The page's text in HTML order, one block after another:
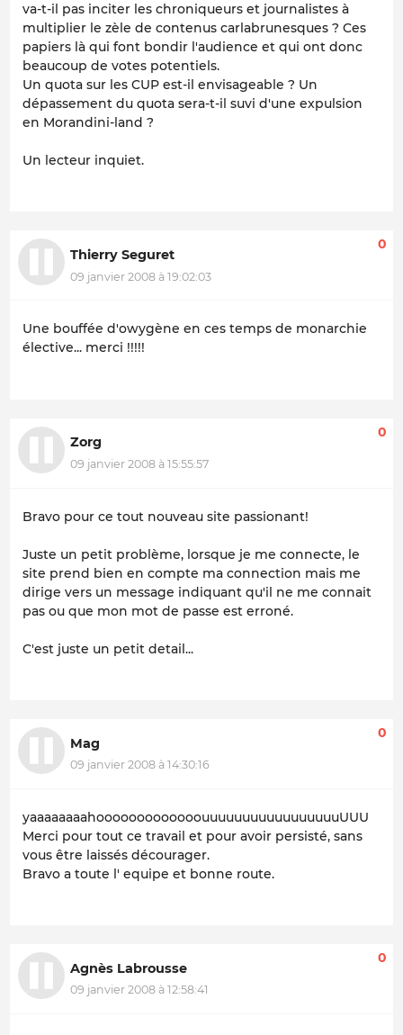
va-t-il pas inciter les chroniqueurs et journalistes à
multiplier le zèle de contenus carlabrunesques ? Ces
papiers là qui font bondir l'audience et qui ont donc
beaucoup de votes potentiels.
Un quota sur les CUP est-il envisageable ? Un
dépassement du quota sera-t-il suvi d'une expulsion
en Morandini-land ?
Un lecteur inquiet.
Thierry Seguret
09 janvier 2008 à 19:02:03
0
Une bouffée d'owygène en ces temps de monarchie
élective... merci !!!!!
Zorg
09 janvier 2008 à 15:55:57
0
Bravo pour ce tout nouveau site passionant!
Juste un petit problème, lorsque je me connecte, le
site prend bien en compte ma connection mais me
dirige vers un message indiquant qu'il ne me connait
pas ou que mon mot de passe est erroné.
C'est juste un petit detail...
Mag
09 janvier 2008 à 14:30:16
0
yaaaaaaaahooooooooooooouuuuuuuuuuuuuuuuuUUU
Merci pour tout ce travail et pour avoir persisté, sans
vous être laissés décourager.
Bravo a toute l' equipe et bonne route.
Agnès Labrousse
09 janvier 2008 à 12:58:41
0